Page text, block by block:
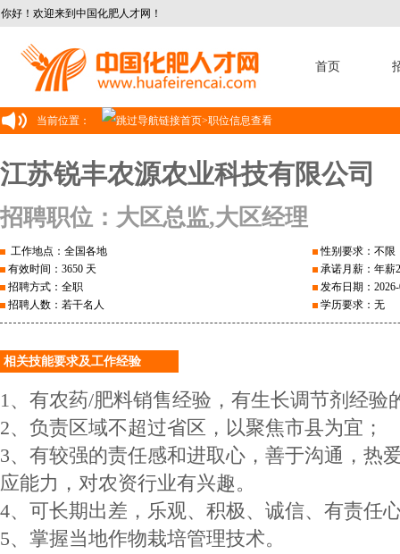
你好！欢迎来到中国化肥人才网！
首页
当前位置： 首页>职位信息查看
江苏锐丰农源农业科技有限公司
招聘职位：大区总监,大区经理
工作地点：全国各地
有效时间：3650 天
招聘方式：全职
招聘人数：若干名人
性别要求：不限
承诺月薪：年薪
发布日期：
学历要求：无
相关技能要求及工作经验
1、有农药/肥料销售经验，有生长调节剂经验
2、负责区域不超过省区，以聚焦市县为宜；
3、有较强的责任感和进取心，善于沟通，热
应能力，对农资行业有兴趣。
4、可长期出差，乐观、积极、诚信、有责任
5、掌握当地作物栽培管理技术。